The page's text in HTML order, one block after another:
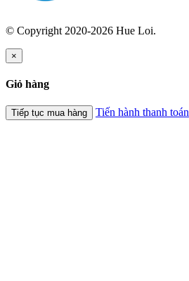
© Copyright 2020-2026 Hue Loi.
×
Giỏ hàng
Tiếp tục mua hàng Tiến hành thanh toán